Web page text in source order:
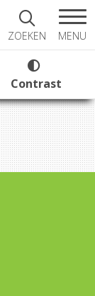
ZOEKEN MENU
Contrast